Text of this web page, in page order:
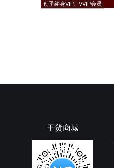
创乎终身VIP、VVIP会员
干货商城